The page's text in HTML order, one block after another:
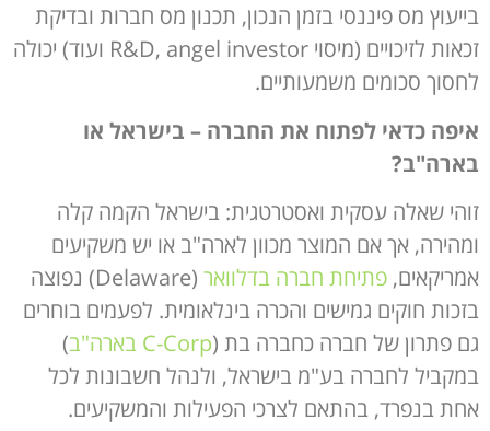
בייעוץ מס פיננסי בזמן הנכון, תכנון מס חברות ובדיקת
זכאות לזיכויים (מיסוי R&D, angel investor ועוד) יכולה
לחסוך סכומים משמעותיים.
איפה כדאי לפתוח את החברה – בישראל או
בארה"ב?
זוהי שאלה עסקית ואסטרטגית: בישראל הקמה קלה
ומהירה, אך אם המוצר מכוון לארה"ב או יש משקיעים
אמריקאים, פתיחת חברה בדלוואר
(Delaware) נפוצה
בזכות חוקים גמישים והכרה בינלאומית. לפעמים בוחרים
גם פתרון של חברה כחברה בת (C-Corp בארה"ב
)
במקביל לחברה בע"מ בישראל, ולנהל חשבונות לכל
אחת בנפרד, בהתאם לצרכי הפעילות והמשקיעים.